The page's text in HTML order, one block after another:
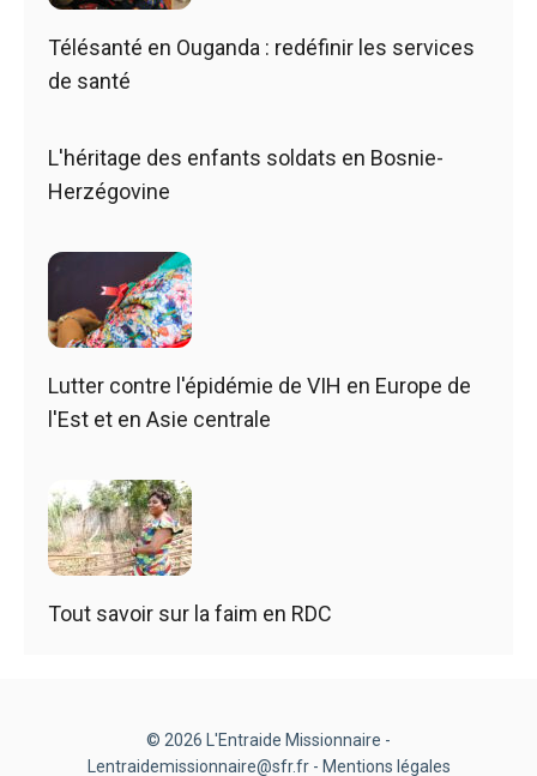
Télésanté en Ouganda : redéfinir les services
de santé
L'héritage des enfants soldats en Bosnie-
Herzégovine
Lutter contre l'épidémie de VIH en Europe de
l'Est et en Asie centrale
Tout savoir sur la faim en RDC
© 2026 L'Entraide Missionnaire -
Lentraidemissionnaire@sfr.fr - Mentions légales